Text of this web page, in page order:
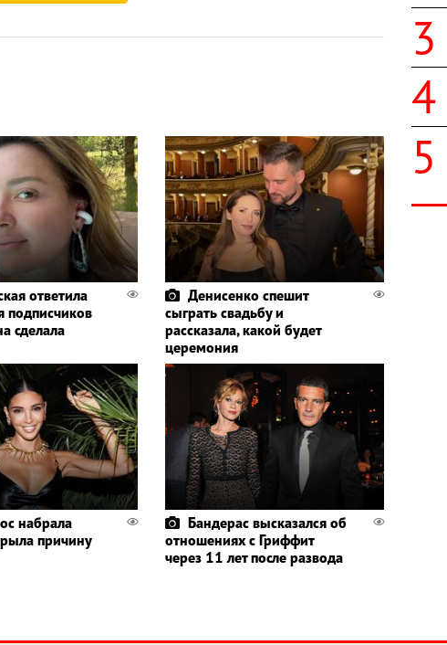
ответила
подписчиков
сделала
Денисенко спешит
сыграть свадьбу и
рассказала, какой будет
церемония
набрала
причину
Бандерас высказался об
отношениях с Гриффит
через 11 лет после развода